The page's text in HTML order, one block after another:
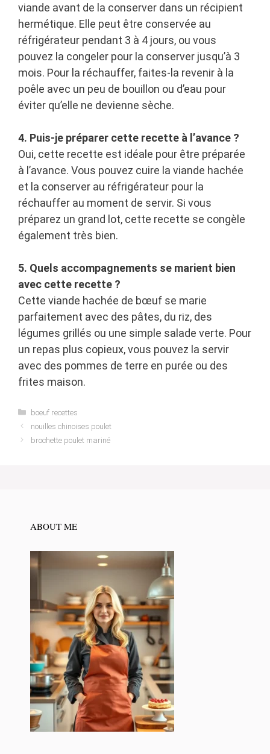
viande avant de la conserver dans un récipient
hermétique. Elle peut être conservée au
réfrigérateur pendant 3 à 4 jours, ou vous
pouvez la congeler pour la conserver jusqu’à 3
mois. Pour la réchauffer, faites-la revenir à la
poêle avec un peu de bouillon ou d’eau pour
éviter qu’elle ne devienne sèche.
4. Puis-je préparer cette recette à l’avance ?
Oui, cette recette est idéale pour être préparée
à l’avance. Vous pouvez cuire la viande hachée
et la conserver au réfrigérateur pour la
réchauffer au moment de servir. Si vous
préparez un grand lot, cette recette se congèle
également très bien.
5. Quels accompagnements se marient bien
avec cette recette ?
Cette viande hachée de bœuf se marie
parfaitement avec des pâtes, du riz, des
légumes grillés ou une simple salade verte. Pour
un repas plus copieux, vous pouvez la servir
avec des pommes de terre en purée ou des
frites maison.
Categories
boeuf recettes
nouilles chinoises poulet
brochette poulet mariné
ABOUT ME